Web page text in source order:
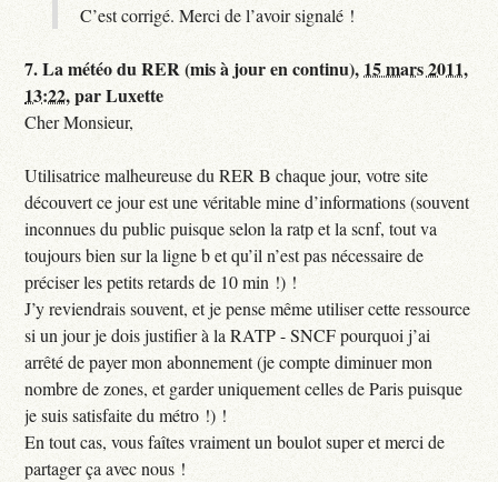
C’est corrigé. Merci de l’avoir signalé !
7.La météo du RER (mis à jour en continu), 15 mars 2011,
13:22,parLuxette
Cher Monsieur,
Utilisatrice malheureuse du RER B chaque jour, votre site
découvert ce jour est une véritable mine d’informations (souvent
inconnues du public puisque selon la ratp et la scnf, tout va
toujours bien sur la ligne b et qu’il n’est pas nécessaire de
préciser les petits retards de 10 min !) !
J’y reviendrais souvent, et je pense même utiliser cette ressource
si un jour je dois justifier à la RATP - SNCF pourquoi j’ai
arrêté de payer mon abonnement (je compte diminuer mon
nombre de zones, et garder uniquement celles de Paris puisque
je suis satisfaite du métro !) !
En tout cas, vous faîtes vraiment un boulot super et merci de
partager ça avec nous !